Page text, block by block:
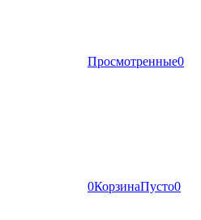
Просмотренные0
0КорзинаПусто0